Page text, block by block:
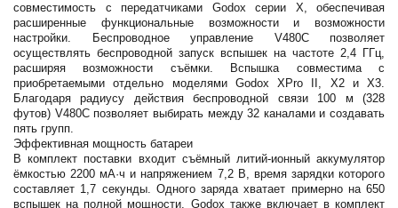
совместимость с передатчиками Godox серии X, обеспечивая
расширенные функциональные возможности и возможности
настройки. Беспроводное управление V480C позволяет
осуществлять беспроводной запуск вспышек на частоте 2,4 ГГц,
расширяя возможности съёмки. Вспышка совместима с
приобретаемыми отдельно моделями Godox XPro II, X2 и X3.
Благодаря радиусу действия беспроводной связи 100 м (328
футов) V480C позволяет выбирать между 32 каналами и создавать
пять групп.
Эффективная мощность батареи
В комплект поставки входит съёмный литий-ионный аккумулятор
ёмкостью 2200 мА·ч и напряжением 7,2 В, время зарядки которого
составляет 1,7 секунды. Одного заряда хватает примерно на 650
вспышек на полной мощности. Godox также включает в комплект